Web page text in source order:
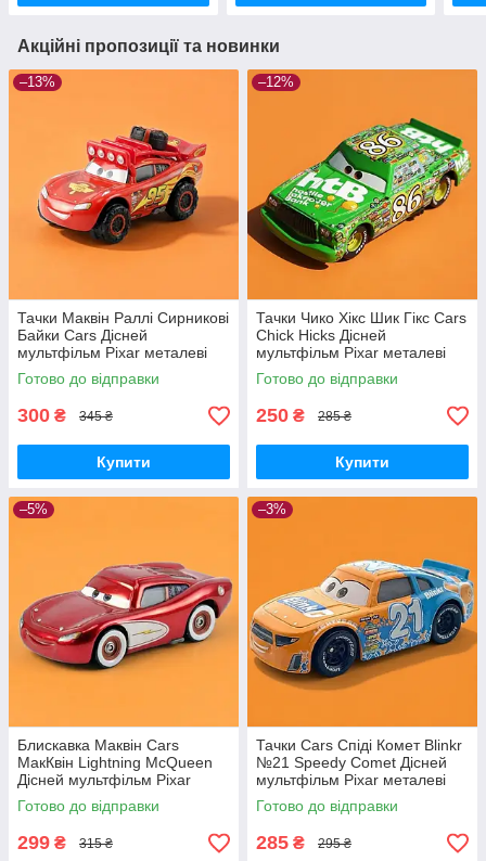
Акційні пропозиції та новинки
–13%
Тачки Маквін Раллі Сирникові
Байки Cars Дісней
мультфільм Pixar металеві
машинки
Готово до відправки
300 ₴ 345 ₴
Купити
–12%
Тачки Чико Хікс Шик Гікс Cars
Chick Hicks Дісней
мультфільм Pixar металеві
машинки
Готово до відправки
250 ₴ 285 ₴
Купити
–5%
Блискавка Маквін Cars
МакКвін Lightning McQueen
Дісней мультфільм Pixar
металеві машинки
Готово до відправки
299 ₴ 315 ₴
–3%
Тачки Cars Спіді Комет Blinkr
№21 Speedy Comet Дісней
мультфільм Pixar металеві
машинки
Готово до відправки
285 ₴ 295 ₴